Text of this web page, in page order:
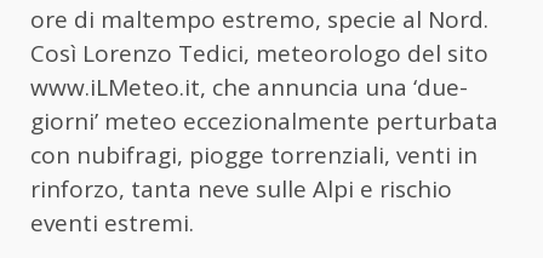
ore di maltempo estremo, specie al Nord.
Così Lorenzo Tedici, meteorologo del sito
www.iLMeteo.it, che annuncia una ‘due-
giorni’ meteo eccezionalmente perturbata
con nubifragi, piogge torrenziali, venti in
rinforzo, tanta neve sulle Alpi e rischio
eventi estremi.